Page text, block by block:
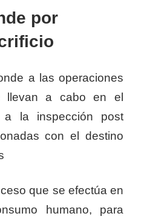
por
a las operaciones
llevan a cabo en el
a la inspección post
con el destino
que se efectúa en
humano, para